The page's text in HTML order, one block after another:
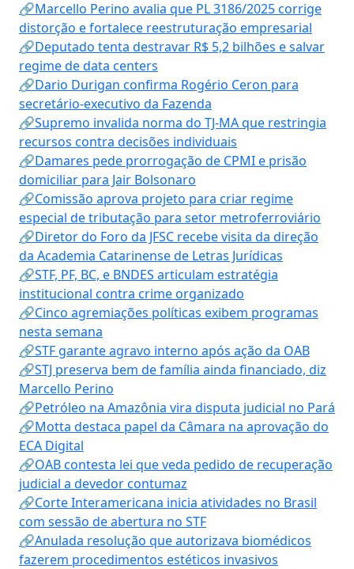
🔗Marcello Perino avalia que PL 3186/2025 corrige
distorção e fortalece reestruturação empresarial
🔗Deputado tenta destravar R$ 5,2 bilhões e salvar
regime de data centers
🔗Dario Durigan confirma Rogério Ceron para
secretário-executivo da Fazenda
🔗Supremo invalida norma do TJ-MA que restringia
recursos contra decisões individuais
🔗Damares pede prorrogação de CPMI e prisão
domiciliar para Jair Bolsonaro
🔗Comissão aprova projeto para criar regime
especial de tributação para setor metroferroviário
🔗Diretor do Foro da JFSC recebe visita da direção
da Academia Catarinense de Letras Jurídicas
🔗STF, PF, BC, e BNDES articulam estratégia
institucional contra crime organizado
🔗Cinco agremiações políticas exibem programas
nesta semana
🔗STF garante agravo interno após ação da OAB
🔗STJ preserva bem de família ainda financiado, diz
Marcello Perino
🔗Petróleo na Amazônia vira disputa judicial no Pará
🔗Motta destaca papel da Câmara na aprovação do
ECA Digital
🔗OAB contesta lei que veda pedido de recuperação
judicial a devedor contumaz
🔗Corte Interamericana inicia atividades no Brasil
com sessão de abertura no STF
🔗Anulada resolução que autorizava biomédicos
fazerem procedimentos estéticos invasivos